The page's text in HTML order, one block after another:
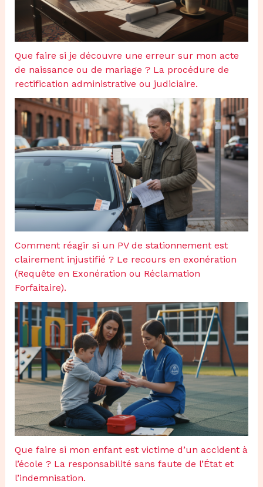
Que faire si je découvre une erreur sur mon acte
de naissance ou de mariage ? La procédure de
rectification administrative ou judiciaire.
Comment réagir si un PV de stationnement est
clairement injustifié ? Le recours en exonération
(Requête en Exonération ou Réclamation
Forfaitaire).
Que faire si mon enfant est victime d’un accident à
l’école ? La responsabilité sans faute de l’État et
l’indemnisation.